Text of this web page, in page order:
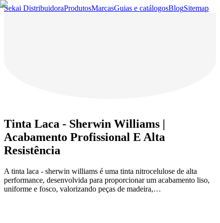
Sekai DistribuidoraProdutosMarcasGuias e catálogosBlogSitemap
Tinta Laca - Sherwin Williams |
Acabamento Profissional E Alta
Resistência
A tinta laca - sherwin williams é uma tinta nitrocelulose de alta
performance, desenvolvida para proporcionar um acabamento liso,
uniforme e fosco, valorizando peças de madeira,…